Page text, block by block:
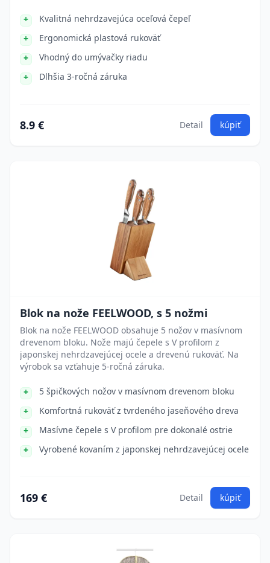
Kvalitná nehrdzavejúca oceľová čepeľ
Ergonomická plastová rukoväť
Vhodný do umývačky riadu
Dlhšia 3-ročná záruka
8.9 € Detail kúpiť
Blok na nože FEELWOOD, s 5 nožmi
Blok na nože FEELWOOD obsahuje 5 nožov v masívnom
drevenom bloku. Nože majú čepele s V profilom z
japonskej nehrdzavejúcej ocele a drevenú rukoväť. Na
výrobok sa vzťahuje 5-ročná záruka.
5 špičkových nožov v masívnom drevenom bloku
Komfortná rukoväť z tvrdeného jaseňového dreva
Masívne čepele s V profilom pre dokonalé ostrie
Vyrobené kovaním z japonskej nehrdzavejúcej ocele
169 € Detail kúpiť